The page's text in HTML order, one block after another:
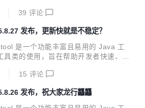
准快速的解决了问...
hutool.cn/docs/#/CHANGELOG
...
39 评论
发布，更新快就是不稳定？
是一个功能丰富且易用的 Java 工
类的使用，旨在帮助开发者快速、便
、文件、IO、加密、数据库 JDBC、JS
有一个半月了，一部分用户指出了Hu
15 评论
发布，祝大家龙行龘龘